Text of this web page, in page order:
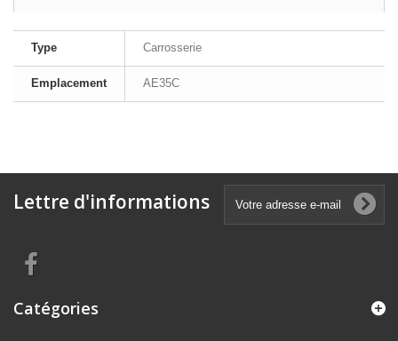
Type Carrosserie
Emplacement AE35C
Lettre d'informations
Catégories